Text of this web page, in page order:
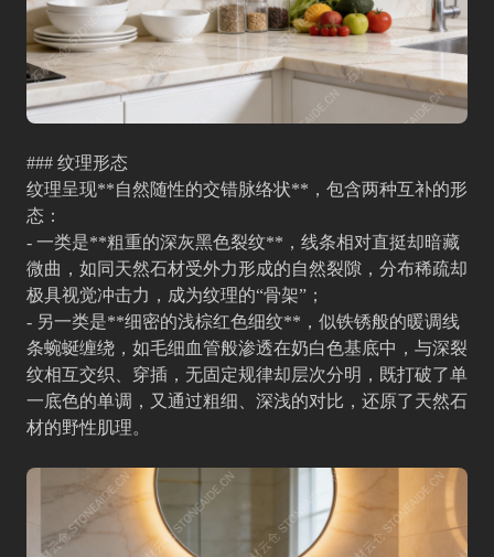
### 纹理形态
纹理呈现**自然随性的交错脉络状**，包含两种互补的形
态：
- 一类是**粗重的深灰黑色裂纹**，线条相对直挺却暗藏
微曲，如同天然石材受外力形成的自然裂隙，分布稀疏却
极具视觉冲击力，成为纹理的“骨架”；
- 另一类是**细密的浅棕红色细纹**，似铁锈般的暖调线
条蜿蜒缠绕，如毛细血管般渗透在奶白色基底中，与深裂
纹相互交织、穿插，无固定规律却层次分明，既打破了单
一底色的单调，又通过粗细、深浅的对比，还原了天然石
材的野性肌理。